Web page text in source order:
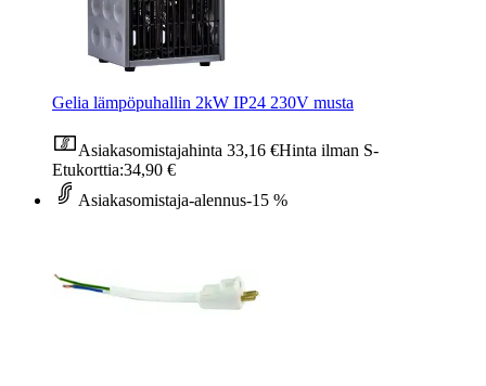
Gelia lämpöpuhallin 2kW IP24 230V musta
Asiakasomistajahinta 33,16 €Hinta ilman S-
Etukorttia:34,90 €
Asiakasomistaja-alennus-15 %